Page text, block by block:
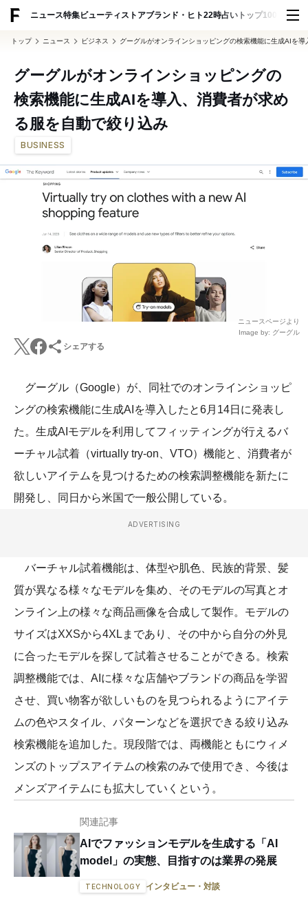
ニュース特集ビューティ ストアブランド・ヒト22時占い トップ100 スナッ
トップ ニュース ビジネス グーグルがオンラインショッピングの検索機能に生成AIを
グーグルがオンラインショッピングの
検索機能に生成AIを導入、消費者が求め
る服を自動で絞り込み
BUSINESS
ニュースページより
Image by: グーグル
シェアする
グーグル（Google）が、同社でのオンラインショッピ
ングの検索機能に生成AIを導入したと6月14日に発表し
た。生成AIモデルを利用してフィッティングが行えるバ
ーチャル試着（virtually try-on、VTO）機能と、消費者が
欲しいアイテムを見つけるための検索調整機能を新たに
開発し、同日から米国で一般公開している。
ADVERTISING
バーチャル試着機能は、体型や肌色、民族的背景、髪
質が異なる様々なモデルを集め、そのモデルの写真とオ
ンライン上の様々な商品画像を合成して製作。モデルの
サイズはXXSから4XLまであり、その中から自分の外見
に合ったモデルを探して試着させることができる。検索
調整機能では、AIに様々な店舗やブランドの商品を学習
させ、買い物客が欲しいものを見つられるようにアイテ
ムの色やスタイル、パターンなどを選択できる絞り込み
検索機能を追加した。現段階では、両機能ともにウィメ
ンズのトップスアイテムの検索のみで使用でき、今後は
メンズアイテムにも拡大していくという。
関連記事
AIでファッションモデルを生成する「AI
model」の実態、目指すのは業界の発展
TECHNOLOGY インタビュー・対談